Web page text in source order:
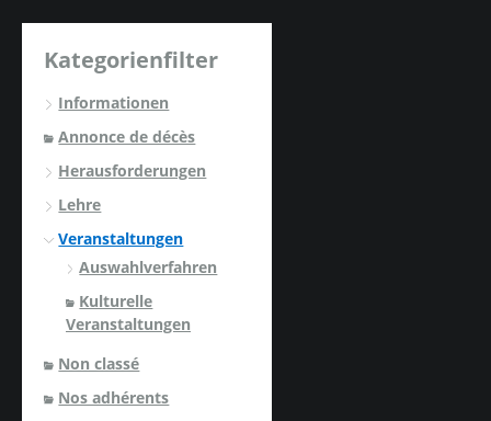
Kategorienfilter
Informationen
Annonce de décès
Herausforderungen
Lehre
Veranstaltungen
Auswahlverfahren
Kulturelle
Veranstaltungen
Non classé
Nos adhérents